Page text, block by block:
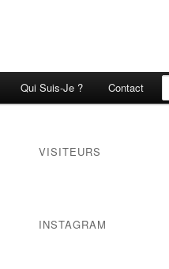
Qui Suis-Je ? Contact
VISITEURS
INSTAGRAM